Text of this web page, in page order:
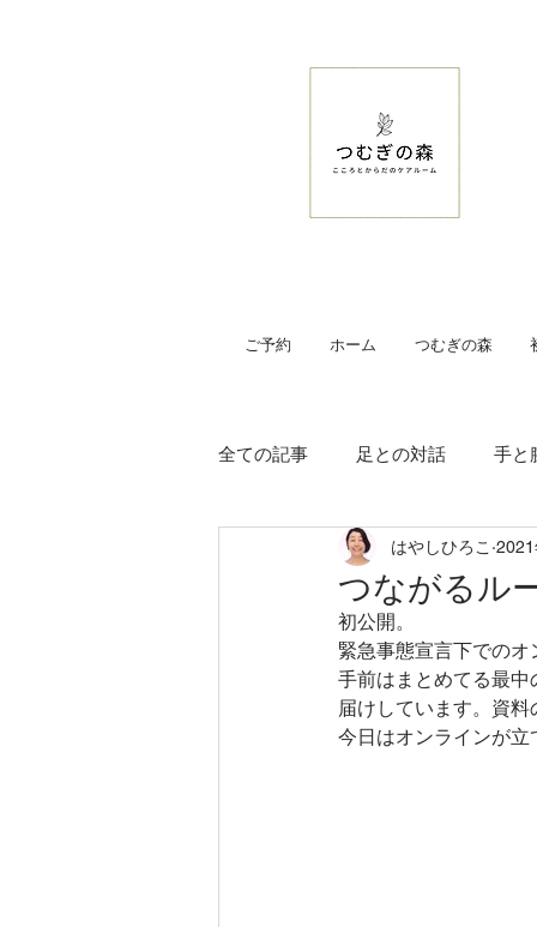
ご予約 ホーム つむぎの森
全ての記事 足との対話 手と
loving field 徒然に か
ホリスティックアロマセラピー
タッチケア ニューロフィー
つながるル
はやしひろこ
初公開。
緊急事態宣言下での
手前はまとめてる最
届けしています。資
今日はオンラインが